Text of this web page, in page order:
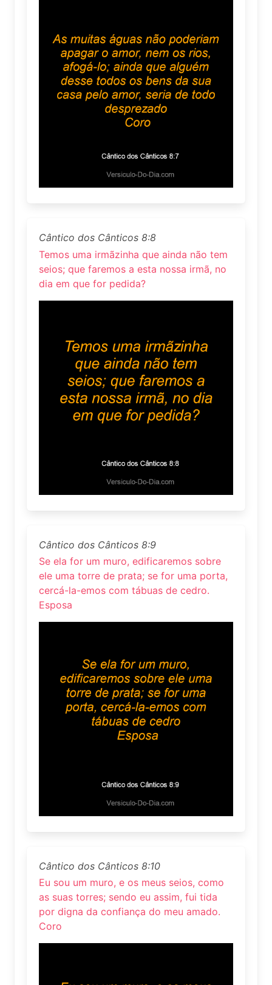
Cântico dos Cânticos 8:8
Temos uma irmãzinha que ainda não tem
seios; que faremos a esta nossa irmã, no
dia em que for pedida?
Cântico dos Cânticos 8:9
Se ela for um muro, edificaremos sobre
ele uma torre de prata; se for uma porta,
cercá-la-emos com tábuas de cedro.
Esposa
Cântico dos Cânticos 8:10
Eu sou um muro, e os meus seios, como
as suas torres; sendo eu assim, fui tida
por digna da confiança do meu amado.
Coro